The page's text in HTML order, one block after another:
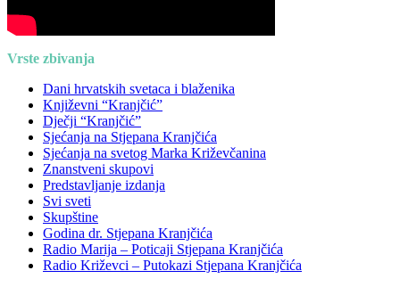
Vrste zbivanja
Dani hrvatskih svetaca i blaženika
Književni “Kranjčić”
Dječji “Kranjčić”
Sjećanja na Stjepana Kranjčića
Sjećanja na svetog Marka Križevčanina
Znanstveni skupovi
Predstavljanje izdanja
Svi sveti
Skupštine
Godina dr. Stjepana Kranjčića
Radio Marija – Poticaji Stjepana Kranjčića
Radio Križevci – Putokazi Stjepana Kranjčića